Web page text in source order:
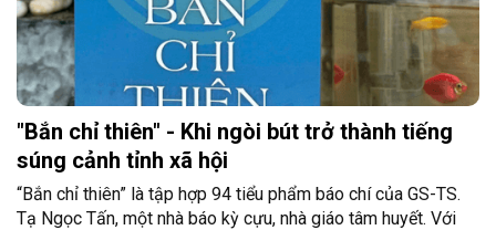
"Bắn chỉ thiên" - Khi ngòi bút trở thành tiếng
súng cảnh tỉnh xã hội
“Bắn chỉ thiên” là tập hợp 94 tiểu phẩm báo chí của GS-TS.
Tạ Ngọc Tấn, một nhà báo kỳ cựu, nhà giáo tâm huyết. Với